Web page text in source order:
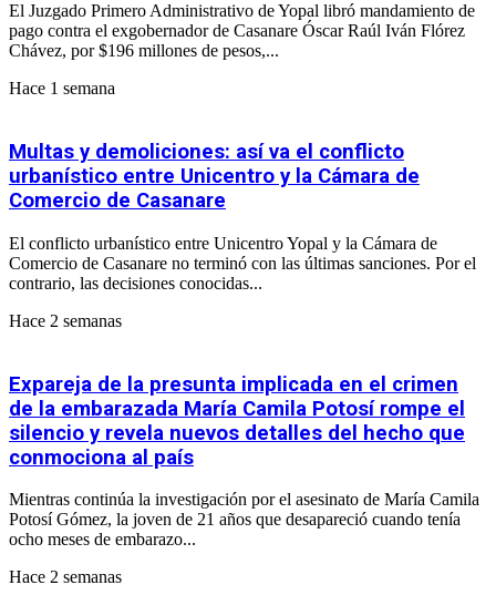
El Juzgado Primero Administrativo de Yopal libró mandamiento de
pago contra el exgobernador de Casanare Óscar Raúl Iván Flórez
Chávez, por $196 millones de pesos,...
Hace 1 semana
Multas y demoliciones: así va el conflicto
urbanístico entre Unicentro y la Cámara de
Comercio de Casanare
El conflicto urbanístico entre Unicentro Yopal y la Cámara de
Comercio de Casanare no terminó con las últimas sanciones. Por el
contrario, las decisiones conocidas...
Hace 2 semanas
Expareja de la presunta implicada en el crimen
de la embarazada María Camila Potosí rompe el
silencio y revela nuevos detalles del hecho que
conmociona al país
Mientras continúa la investigación por el asesinato de María Camila
Potosí Gómez, la joven de 21 años que desapareció cuando tenía
ocho meses de embarazo...
Hace 2 semanas